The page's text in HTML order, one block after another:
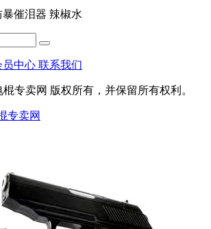
暴催泪器 辣椒水
员中心 联系我们
专卖网 版权所有，并保留所有权利。
专卖网